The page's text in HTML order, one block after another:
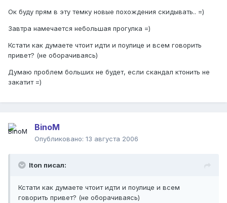
Ок буду прям в эту темку новые похождения скидывать.. =)
Завтра намечается небольшая прогулка =)
Кстати как думаете чтоит идти и поулице и всем говорить
привет? (не оборачиваясь)
Думаю проблем больших не будет, если скандал ктонить не
закатит =)
BinoM
Опубликовано: 13 августа 2006
Iton писал:
Кстати как думаете чтоит идти и поулице и всем
говорить привет? (не оборачиваясь)